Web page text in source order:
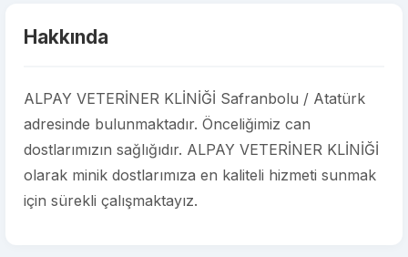
Hakkında
ALPAY VETERİNER KLİNİĞİ Safranbolu / Atatürk
adresinde bulunmaktadır. Önceliğimiz can
dostlarımızın sağlığıdır. ALPAY VETERİNER KLİNİĞİ
olarak minik dostlarımıza en kaliteli hizmeti sunmak
için sürekli çalışmaktayız.